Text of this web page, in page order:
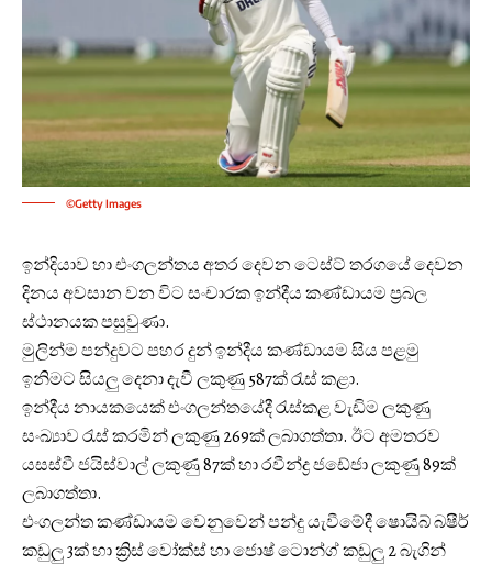
©Getty Images
ඉන්දියාව හා එංගලන්තය අතර දෙවන ටෙස්ට් තරගයේ දෙවන
දිනය අවසාන වන විට සංචාරක ඉන්දීය කණ්ඩායම ප්‍රබල
ස්ථානයක පසුවුණා.
මුලින්ම පන්දුවට පහර දුන් ඉන්දීය කණ්ඩායම සිය පළමු
ඉනිමට සියලු දෙනා දැවී ලකුණු 587ක් රැස් කළා.
ඉන්දීය නායකයෙක් එංගලන්තයේදී රැස්කළ වැඩිම ලකුණු
සංඛ්‍යාව රැස් කරමින් ලකුණු 269ක් ලබාගත්තා. ඊට අමතරව
යසස්වී ජයිස්වාල් ලකුණු 87ක් හා රවීන්ද්‍ර ජඩේජා ලකුණු 89ක්
ලබාගත්තා.
එංගලන්ත කණ්ඩායම වෙනුවෙන් පන්දු යැවීමේදී ෂොයිබ් බෂීර්
කඩුලු 3ක් හා ක්‍රිස් වෝක්ස් හා ජොෂ් ටොන්ග් කඩුලු 2 බැගින්